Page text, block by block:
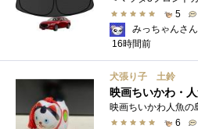
5
みっちゃんさん
16時間前
犬張り子 土鈴
6